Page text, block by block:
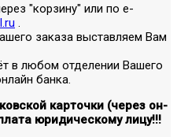
"корзину" или по е-
.
заказа выставляем Вам
в любом отделении Вашего
банка.
карточки (через он-
юридическому лицу!!!